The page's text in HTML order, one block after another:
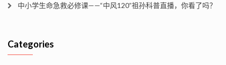
中小学生命急救必修课——“中风120”祖孙科普直播，你看了吗？
Categories